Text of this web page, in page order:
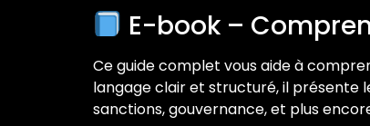
E-book –
Ce guide complet vous aide à
langage clair et structuré, il présente
sanctions, gouvernance, et plus